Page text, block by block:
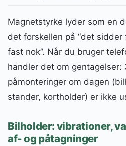
Magnetstyrke lyder som en
det forskellen på “det sidder
fast nok”. Når du bruger
handler det om gentagelser:
påmonteringer om dagen
stander, kortholder) er ikke
Bilholder: vibrationer,
af- og påtagninger